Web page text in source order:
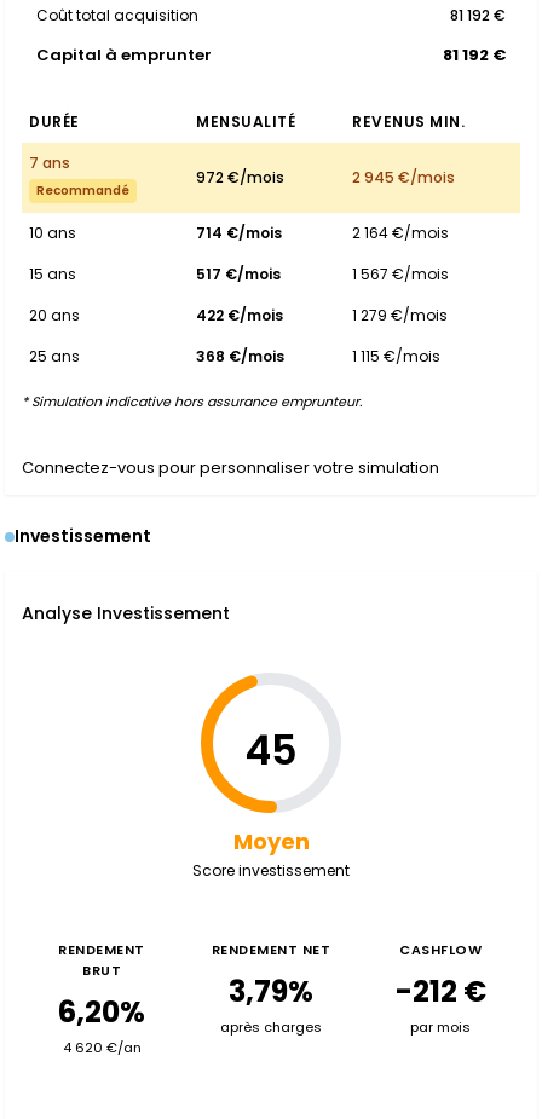
Coût total acquisition 81 192 €
Capital à emprunter 81 192 €
DURÉE MENSUALITÉ
REVENUS MIN.
7 ans
Recommandé
972 €/mois 2 945 €/mois
10 ans 714 €/mois
2 164 €/mois
15 ans
517 €/mois
1 567 €/mois
20 ans
422 €/mois
1 279 €/mois
25 ans
368 €/mois 1 115 €/mois
* Simulation indicative hors assurance emprunteur.
Connectez-vous pour personnaliser votre simulation
Investissement
Analyse Investissement
45
Moyen
Score investissement
RENDEMENT
BRUT
6,20%
4 620 €/an
RENDEMENT NET
3,79%
après charges
CASHFLOW
-212 €
par mois